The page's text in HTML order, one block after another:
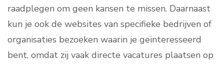
raadplegen om geen kansen te missen. Daarnaast
kun je ook de websites van specifieke bedrijven of
organisaties bezoeken waarin je geïnteresseerd
bent, omdat zij vaak directe vacatures plaatsen op